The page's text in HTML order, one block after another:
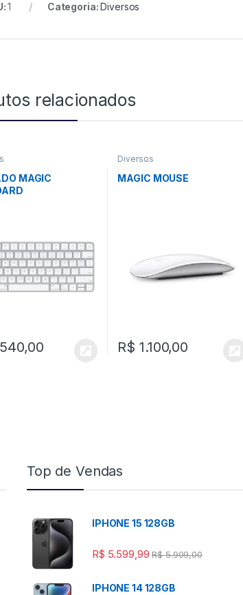
1 Categoria:Diversos
relacionados
MAGIC
Diversos
MAGIC MOUSE
R$ 1.100,00
Top de Vendas
IPHONE 15 128GB
R$ 5.599,99 R$5.909,00
IPHONE 14 128GB